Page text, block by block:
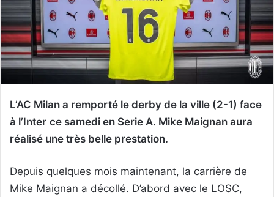
L’AC Milan a remporté le derby de la ville (2-1) face
à l’Inter ce samedi en Serie A. Mike Maignan aura
réalisé une très belle prestation.
Depuis quelques mois maintenant, la carrière de
Mike Maignan a décollé. D’abord avec le LOSC,